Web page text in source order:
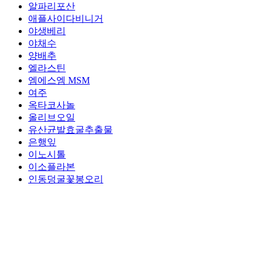
알파리포산
애플사이다비니거
야생베리
야채수
양배추
엘라스틴
엠에스엠 MSM
여주
옥타코사놀
올리브오일
유산균발효굴추출물
은행잎
이노시톨
이소플라본
인동덩굴꽃봉오리